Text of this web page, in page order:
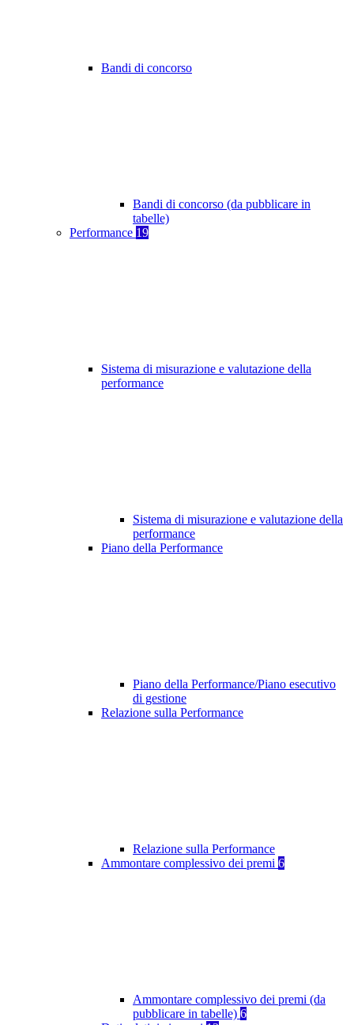
Bandi di concorso
Bandi di concorso (da pubblicare in
tabelle)
Performance 19
Sistema di misurazione e valutazione della
performance
Sistema di misurazione e valutazione della
performance
Piano della Performance
Piano della Performance/Piano esecutivo
di gestione
Relazione sulla Performance
Relazione sulla Performance
Ammontare complessivo dei premi 6
Ammontare complessivo dei premi (da
pubblicare in tabelle) 6